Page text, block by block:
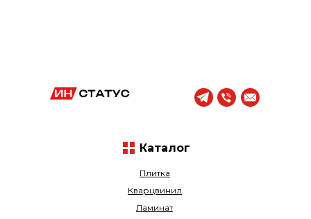
Плитка
Кварцвинил
Ламинат
Каталог